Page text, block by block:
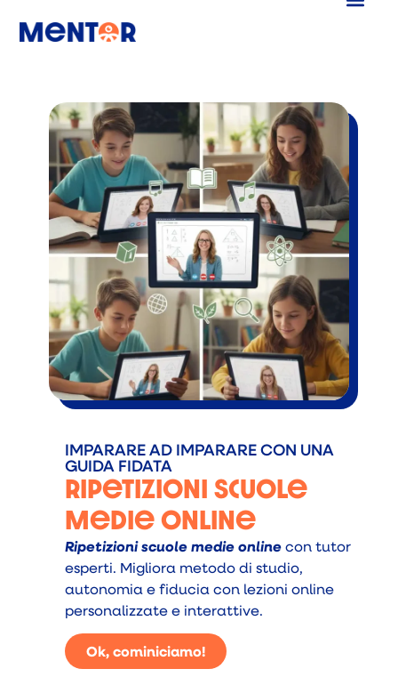
IMPARARE AD IMPARARE CON UNA
GUIDA FIDATA
Ripetizioni Scuole
Medie Online
Ripetizioni scuole medie onlinecon tutor
esperti. Migliora metodo di studio,
autonomia e fiducia con lezioni online
personalizzate e interattive.
Ok, cominiciamo!